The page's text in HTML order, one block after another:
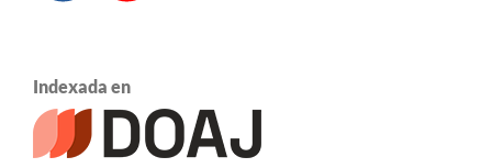
Indexada en